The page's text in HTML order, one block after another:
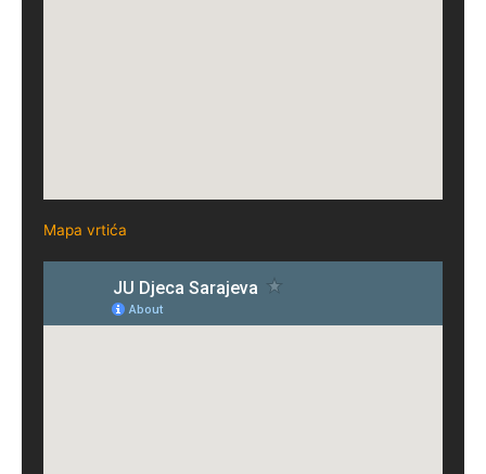
Mapa vrtića